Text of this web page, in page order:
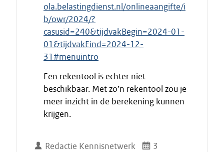
r
t
e
n
e
c
i
t
a
t
ola.belastingdienst.nl/onlineaangifte/i
b/owr/2024/?
casusid=240&tijdvakBegin=2024-01-
01&tijdvakEind=2024-12-
31#menuintro
Een rekentool is echter niet
beschikbaar. Met zo’n rekentool zou je
meer inzicht in de berekening kunnen
krijgen.
Redactie Kennisnetwerk
3